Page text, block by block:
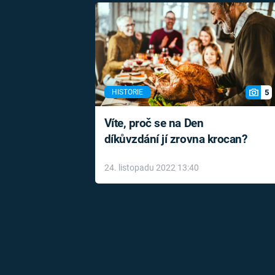
HISTORIE 5
Víte, proč se na Den
díkůvzdání jí zrovna krocan?
24. listopadu 2022 13:40